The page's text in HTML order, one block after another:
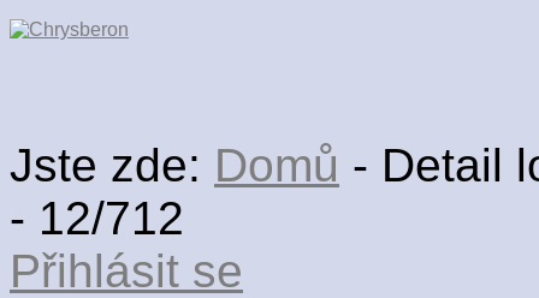
Jste zde: Domů - Detail
- 12/712
Přihlásit se